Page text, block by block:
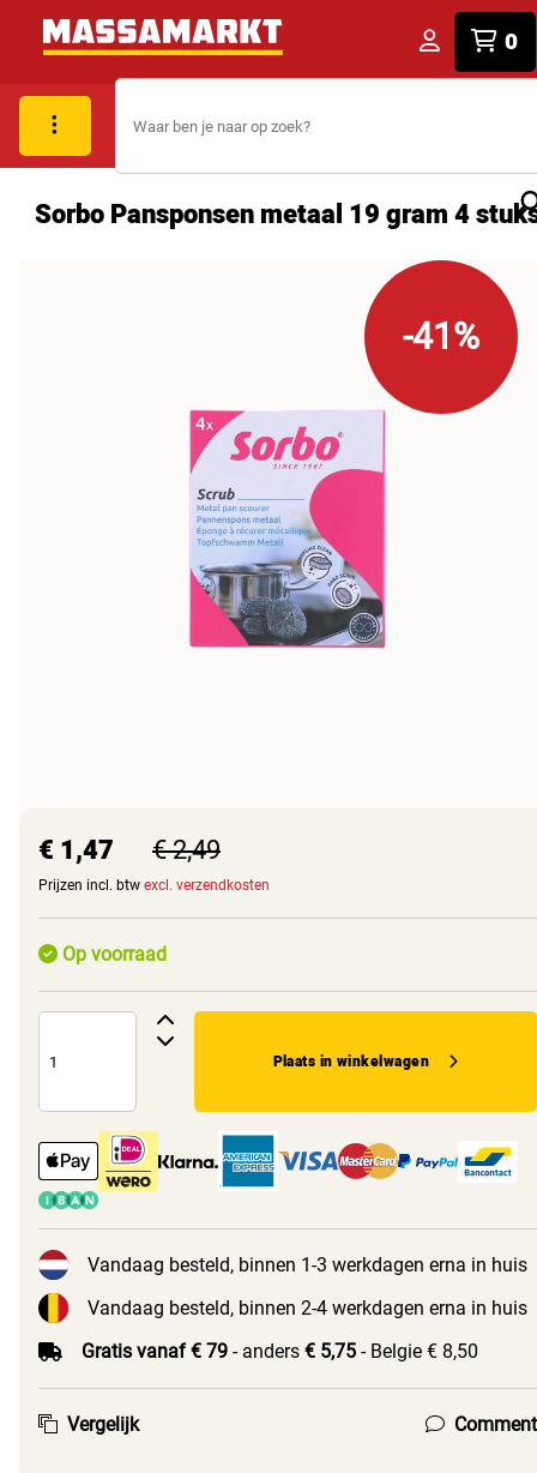
0
Sorbo Pansponsen metaal 19 gram 4
-41%
€ 1,47 € 2,49
Prijzen incl. btw excl. verzendkosten
Op voorraad
Plaats in winkelwagen
Vandaag besteld, binnen 1-3 werkdagen erna in huis
Vandaag besteld, binnen 2-4 werkdagen erna in huis
Gratis vanaf € 79 - anders € 5,75 - Belgie € 8,50
Vergelijk Comment